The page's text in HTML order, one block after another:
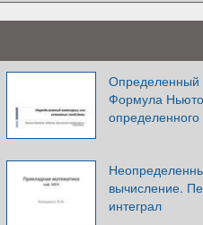
Определенный
Формула
определенного
вычисление.
интеграл